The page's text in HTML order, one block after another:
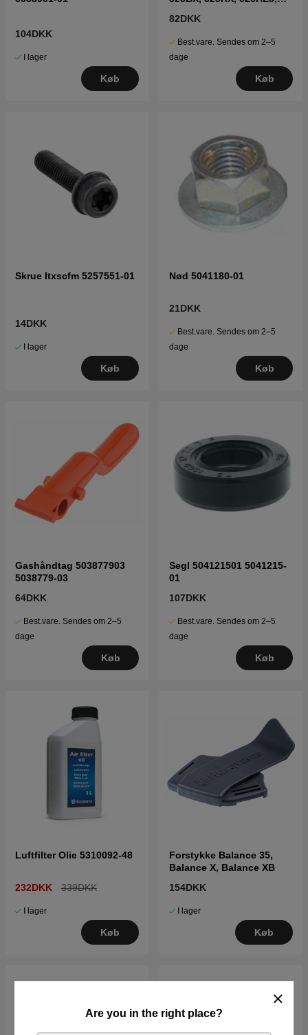
Are you in the right place?
104DKK
I lager
Køb
82DKK
Best.vare. Sendes om 2–5
dage
Køb
Skrue Itxscfm 5257551-01
14DKK
I lager
Køb
Nød 5041180-01
21DKK
Best.vare. Sendes om 2–5
dage
Køb
Gashåndtag 503877903
5038779-03
64DKK
Best.vare. Sendes om 2–5
dage
Køb
Segl 504121501 5041215-
01
107DKK
Best.vare. Sendes om 2–5
dage
Køb
Luftfilter Olie 5310092-48
232DKK 339DKK
I lager
Køb
Forstykke Balance 35,
Balance X, Balance XB
154DKK
I lager
Køb